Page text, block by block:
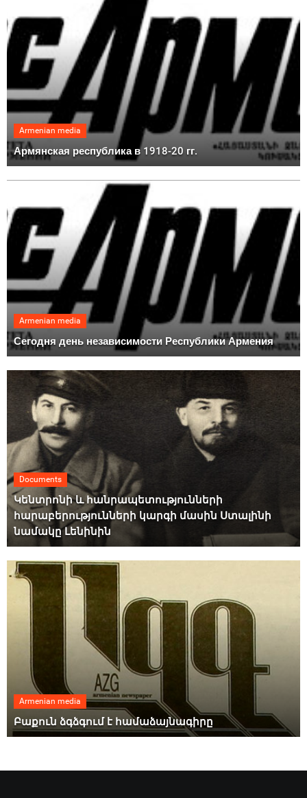
Armenian media
Армянская республика в 1918-20 гг.
Armenian media
Сегодня день независимости Республики Армения
Documents
Կենտրոնի և հանրապետությունների
հարաբերությունների կարգի մասին Ստալինի
նամակը Լենինին
Armenian media
Բաքուն ձգձգում է համաձայնագիրը